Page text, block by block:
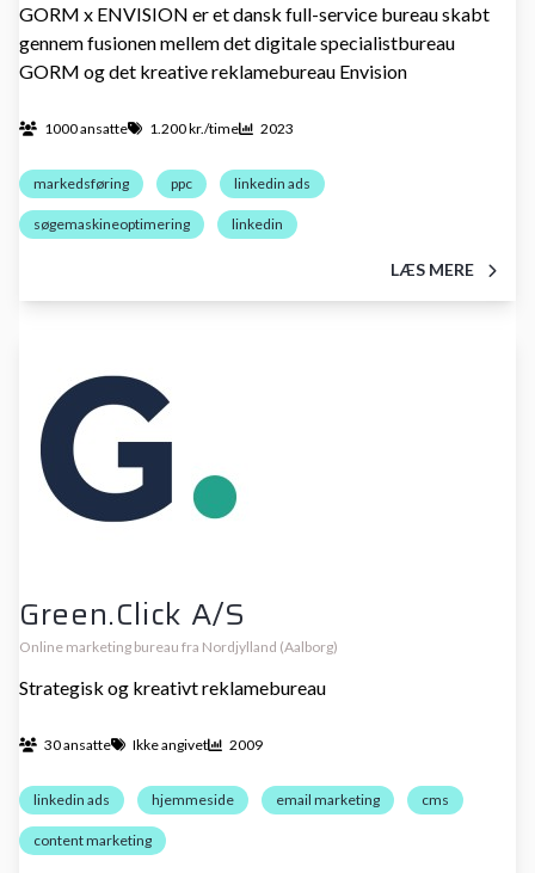
GORM x ENVISION er et dansk full-service bureau skabt
gennem fusionen mellem det digitale specialistbureau
GORM og det kreative reklamebureau Envision
1000 ansatte 1.200 kr./time 2023
markedsføring ppc linkedin ads
søgemaskineoptimering linkedin
LÆS MERE
Green.Click A/S
Online marketing bureau fra Nordjylland (Aalborg)
Strategisk og kreativt reklamebureau
30 ansatte Ikke angivet 2009
linkedin ads hjemmeside email marketing cms
content marketing